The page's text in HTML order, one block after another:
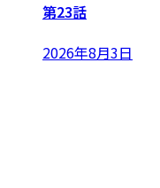
第23話
2026年8月3日